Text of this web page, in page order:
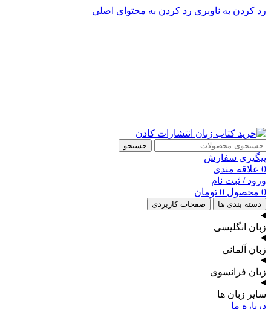
رد کردن به ناوبری رد کردن به محتوای اصلی
جستجو
پیگیری سفارش
0 علاقه مندی
ورود / ثبت نام
0 محصول 0 تومان
دسته بندی ها صفحات کاربردی
زبان انگلیسی
زبان آلمانی
زبان فرانسوی
سایر زبان ها
درباره ما